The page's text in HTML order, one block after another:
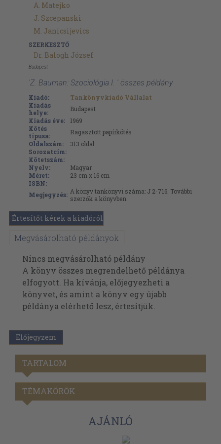
A. Matejko
J. Szcepanski
M. Janicsijevics
SZERKESZTŐ
Dr. Balogh József
Budapest
'Z. Bauman: Szociológia I. ' összes példány
Kiadó:
Tankönyvkiadó Vállalat
Kiadás
helye:
Budapest
Kiadás éve:
1969
Kötés
típusa:
Ragasztott papírkötés
Oldalszám:
313 oldal
Sorozatcím:
Kötetszám:
Nyelv:
Magyar
Méret:
23 cm x 16 cm
ISBN:
Megjegyzés: A könyv tankönyvi száma: J 2-716. További
szerzők a könyvben.
Értesítőt kérek a kiadóról
Megvásárolható példányok
Nincs megvásárolható példány
A könyv összes megrendelhető példánya
elfogyott. Ha kívánja, előjegyezheti a
könyvet, és amint a könyv egy újabb
példánya elérhető lesz, értesítjük.
Előjegyzem
TARTALOM
TÉMAKÖRÖK
AJÁNLÓ